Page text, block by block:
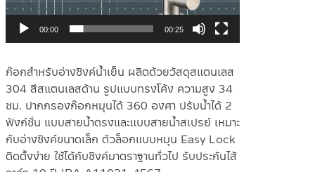
ก๊อกสำหรับอ่างซิงค์น้ำเย็น ผลิตด้วยวัสดุสแตนเลส
304 สีสแตนเลสด้าน รูปแบบทรงโค้ง ความสูง 34
ซม. ปากกรองก๊อกหมุนได้ 360 องศา ปรับน้ำได้ 2
ฟังก์ชั่น แบบสายน้ำตรงและแบบสายน้ำสเปรย์ เหมาะ
กับอ่างซิงค์ขนาดเล็ก ตัวล็อกแบบหมุน Easy Lock
ติดตั้งง่าย ใช้ได้กับซิงค์มาตราฐานทั่วไป รับประกันไส้
00:00 00:25